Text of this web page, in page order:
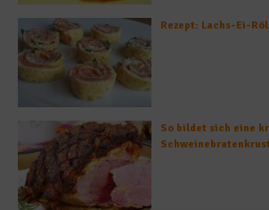
Rezept: Lachs-Ei-
So bildet sich eine